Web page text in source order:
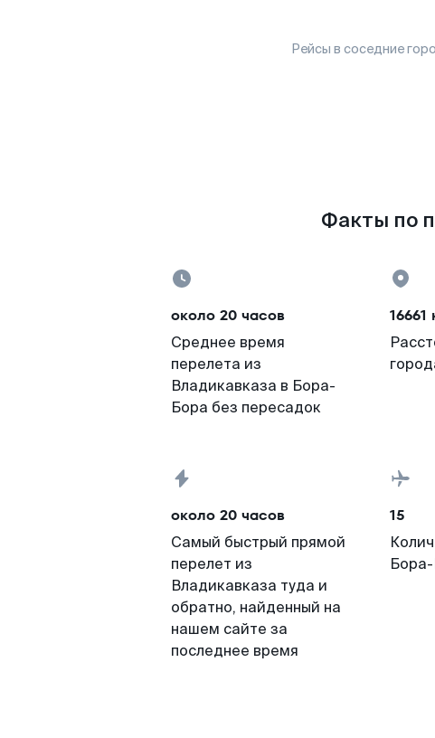
Рейсы в соседние
Факты по
около 20 часов
Среднее время
перелета из
Владикавказа в Бора-
Бора без пересадок
16661
около 20 часов
Самый быстрый прямой
перелет из
Владикавказа туда и
обратно, найденный на
нашем сайте за
последнее время
15